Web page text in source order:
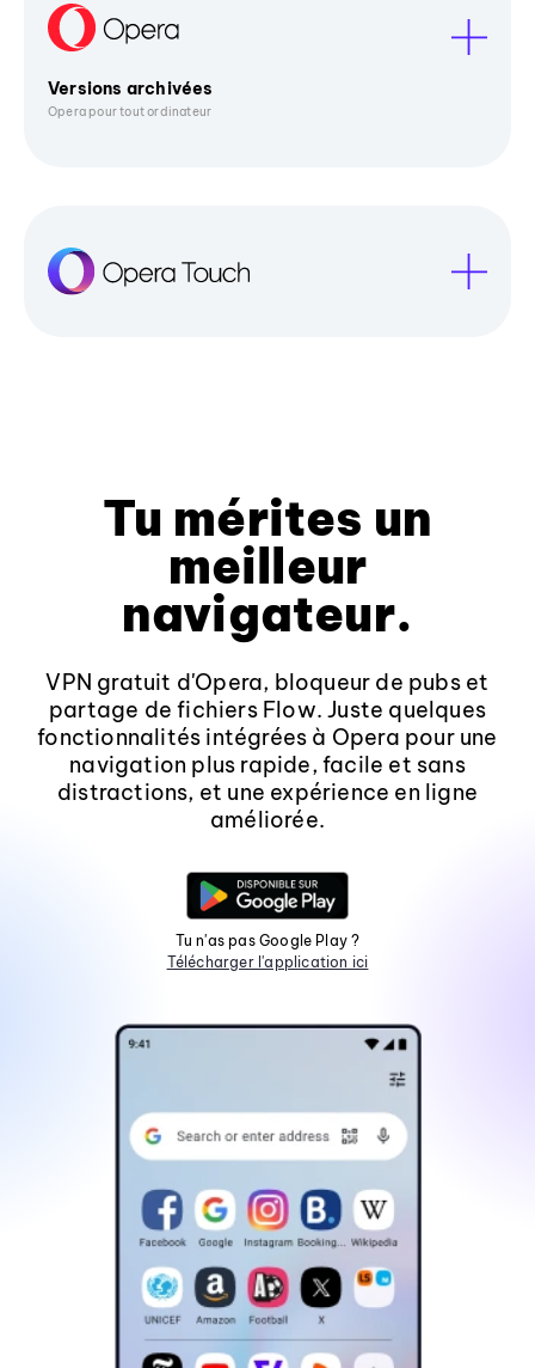
Versions archivées
Opera pour tout ordinateur
Tu mérites un
meilleur
navigateur.
VPN gratuit d'Opera, bloqueur de pubs et
partage de fichiers Flow. Juste quelques
fonctionnalités intégrées à Opera pour une
navigation plus rapide, facile et sans
distractions, et une expérience en ligne
améliorée.
Tu n'as pas Google Play ?
Télécharger l'application ici